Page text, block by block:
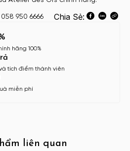
058 950 6666 Chia Sẻ:
hãng 100%
tích điểm thành viên
miễn phí
liên quan